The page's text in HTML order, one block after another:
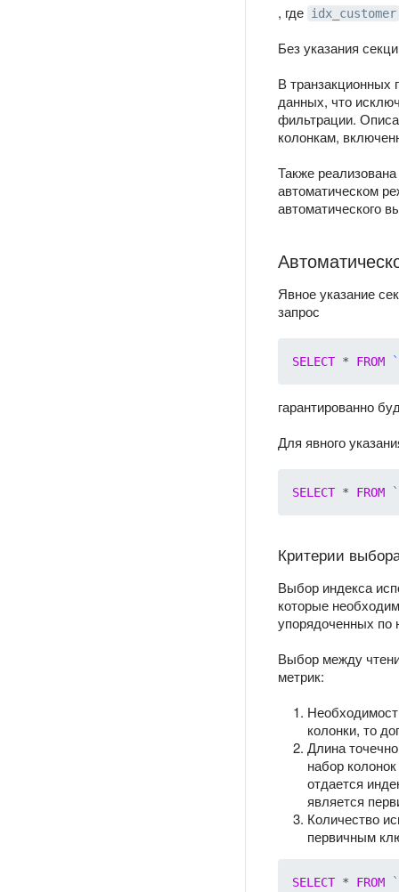
, где idx_customer
Без указания
В транзакционных
данных, что
фильтрации.
колонкам,
Также
автоматическом
автоматического
Явное указание
запрос
SELECT * FROM
гарантированно
Для явного
SELECT * FROM
Критерии
Выбор индекса
которые
упорядоченных по
Выбор между
метрик:
колонки, то
Длина
набор
отдается
является
Количество
первичным
SELECT * FROM